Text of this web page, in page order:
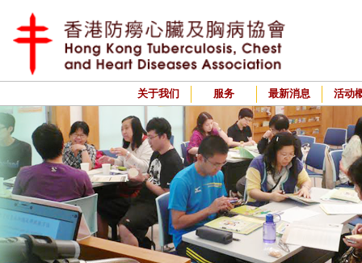
关于我们 服务 最新消息 活动